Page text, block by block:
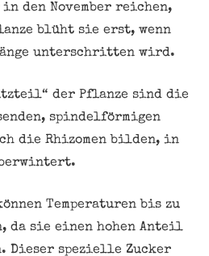
den November reichen,
blüht sie erst, wenn
unterschritten wird.
der Pflanze sind die
spindelförmigen
die Rhizomen bilden, in
Temperaturen bis zu
da sie einen hohen Anteil
Dieser spezielle Zucker